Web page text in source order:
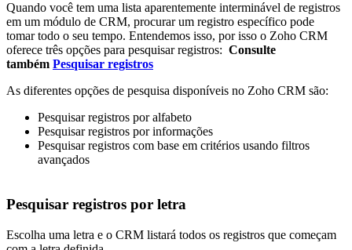
Quando você tem uma lista aparentemente interminável de registros
em um módulo de CRM, procurar um registro específico pode
tomar todo o seu tempo. Entendemos isso, por isso o Zoho CRM
oferece três opções para pesquisar registros: Consulte
também Pesquisar registros
As diferentes opções de pesquisa disponíveis no Zoho CRM são:
Pesquisar registros por alfabeto
Pesquisar registros por informações
Pesquisar registros com base em critérios usando filtros
avançados
Pesquisar registros por letra
Escolha uma letra e o CRM listará todos os registros que começam